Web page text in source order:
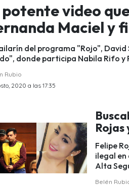
potente video
Maciel y
del programa "Rojo",
donde participa Nabila Rifo y
Rubio
2020 a las 17:35
Rojas
Felipe
ilegal en
Alta
Belén